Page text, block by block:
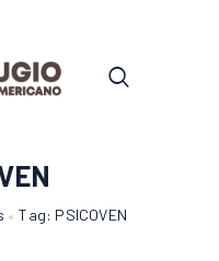
Tag: PSICOVEN